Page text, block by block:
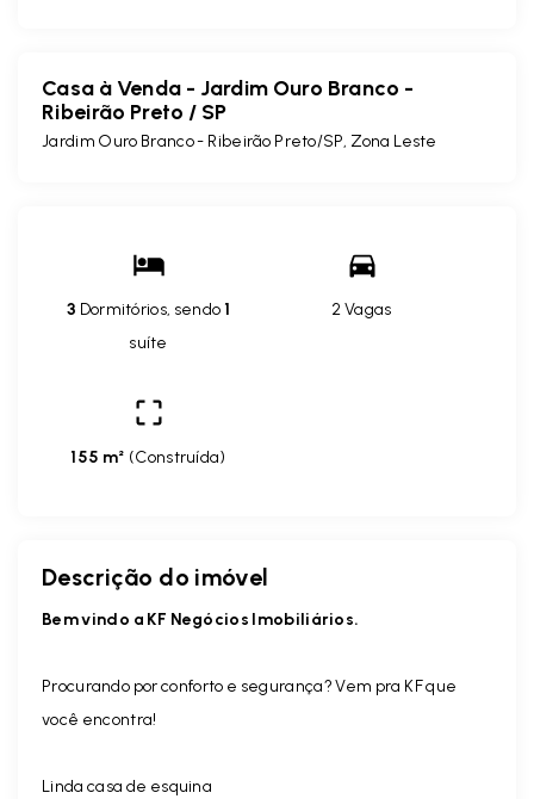
Casa à Venda - Jardim Ouro Branco -
Ribeirão Preto / SP
Jardim Ouro Branco - Ribeirão Preto/SP, Zona Leste
3 Dormitórios, sendo1
suíte
2 Vagas
155 m² (Construída)
Descrição do imóvel
Bem vindo a KF Negócios Imobiliários.
Procurando por conforto e segurança? Vem pra KF que
você encontra!
Linda casa de esquina